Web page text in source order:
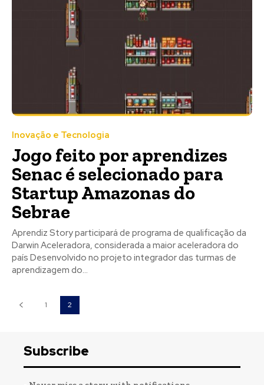
Inovação e Tecnologia
Jogo feito por aprendizes
Senac é selecionado para
Startup Amazonas do
Sebrae
Aprendiz Story participará de programa de qualificação da
Darwin Aceleradora, considerada a maior aceleradora do
país Desenvolvido no projeto integrador das turmas de
aprendizagem do...
1 2
Subscribe